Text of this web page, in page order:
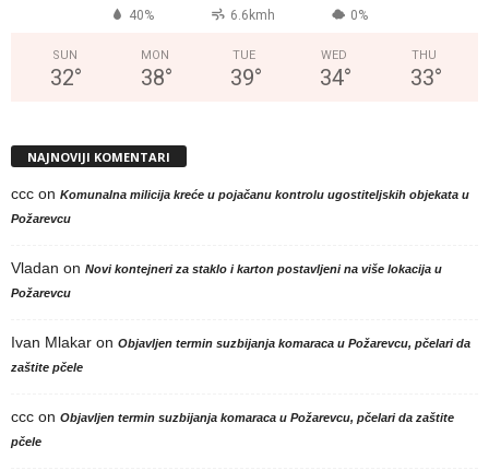
40% 6.6kmh 0%
SUN
32°
MON
38°
TUE
39°
WED
34°
THU
33°
NAJNOVIJI KOMENTARI
ccc on Komunalna milicija kreće u pojačanu kontrolu ugostiteljskih objekata u
Požarevcu
Vladan on Novi kontejneri za staklo i karton postavljeni na više lokacija u
Požarevcu
Ivan Mlakar on Objavljen termin suzbijanja komaraca u Požarevcu, pčelari da
zaštite pčele
ccc on Objavljen termin suzbijanja komaraca u Požarevcu, pčelari da zaštite
pčele